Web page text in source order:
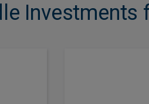
Investments